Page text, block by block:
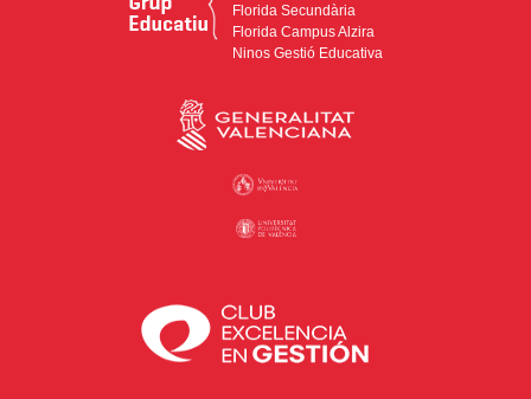
Florida Secundària
Florida Campus Alzira
Ninos Gestió Educativa